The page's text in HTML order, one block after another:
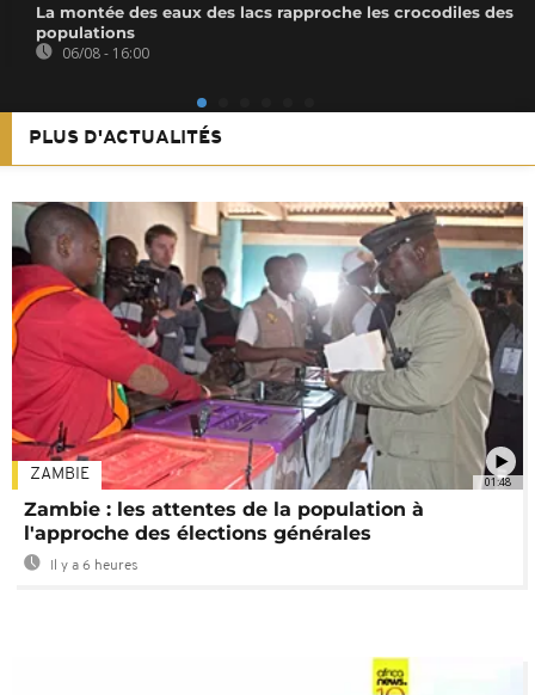
La montée des eaux des lacs rapproche les crocodiles des
populations
06/08 - 16:00
PLUS D'ACTUALITÉS
01:48
ZAMBIE
Zambie : les attentes de la population à
l'approche des élections générales
Il y a 6 heures